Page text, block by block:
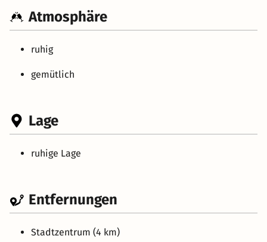
Atmosphäre
ruhig
gemütlich
Lage
ruhige Lage
Entfernungen
Stadtzentrum (4 km)